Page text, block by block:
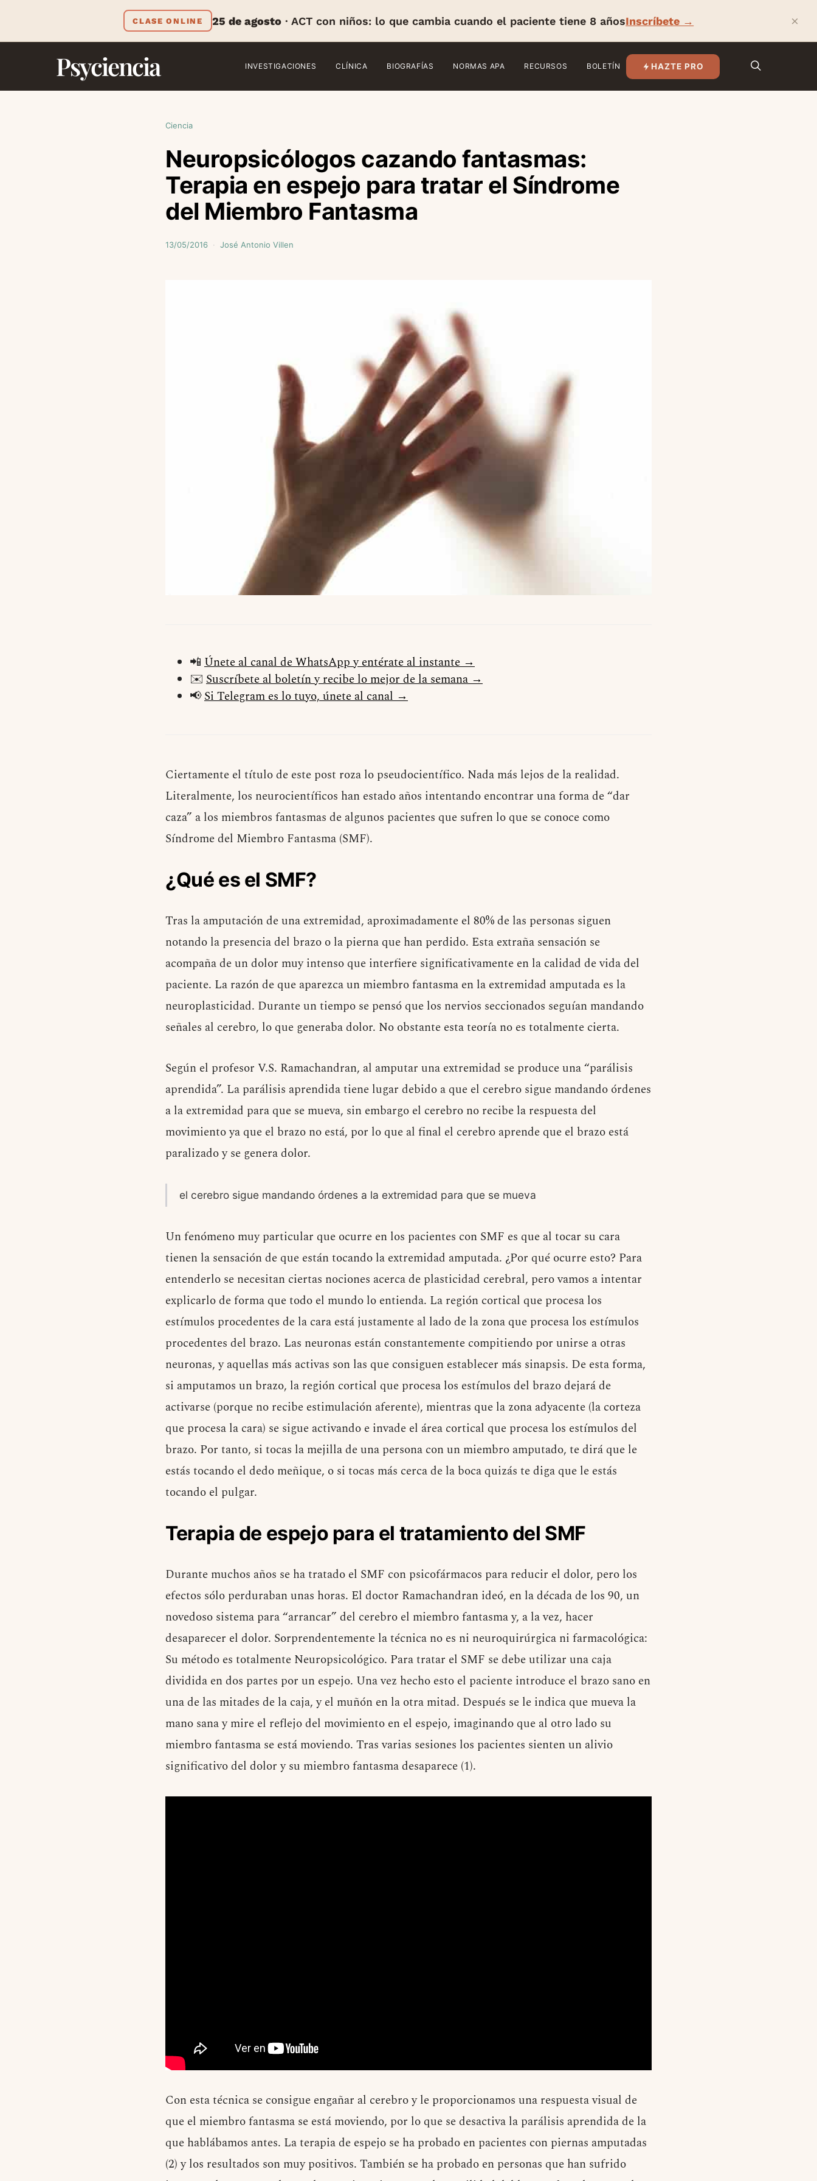
CLASE ONLINE 25 de agosto · ACT con niños: lo que cambia cuando el paciente tiene 8 añosInscríbete → ×
Psyciencia INVESTIGACIONES CLÍNICA BIOGRAFÍAS NORMAS APA RECURSOS BOLETÍN HAZTE PRO
Ciencia
Neuropsicólogos cazando fantasmas:
Terapia en espejo para tratar el Síndrome
del Miembro Fantasma
13/05/2016 José Antonio Villen
📲 Únete al canal de WhatsApp y entérate al instante →
✉️ Suscríbete al boletín y recibe lo mejor de la semana →
📢Si Telegram es lo tuyo, únete al canal →
Ciertamente el título de este post roza lo pseudocientífico. Nada más lejos de la realidad.
Literalmente, los neurocientíficos han estado años intentando encontrar una forma de “dar
caza” a los miembros fantasmas de algunos pacientes que sufren lo que se conoce como
Síndrome del Miembro Fantasma (SMF).
¿Qué es el SMF?
Tras la amputación de una extremidad, aproximadamente el 80% de las personas siguen
notando la presencia del brazo o la pierna que han perdido. Esta extraña sensación se
acompaña de un dolor muy intenso que interfiere significativamente en la calidad de vida del
paciente. La razón de que aparezca un miembro fantasma en la extremidad amputada es la
neuroplasticidad. Durante un tiempo se pensó que los nervios seccionados seguían mandando
señales al cerebro, lo que generaba dolor. No obstante esta teoría no es totalmente cierta.
Según el profesor V.S. Ramachandran, al amputar una extremidad se produce una “parálisis
aprendida”. La parálisis aprendida tiene lugar debido a que el cerebro sigue mandando órdenes
a la extremidad para que se mueva, sin embargo el cerebro no recibe la respuesta del
movimiento ya que el brazo no está, por lo que al final el cerebro aprende que el brazo está
paralizado y se genera dolor.
el cerebro sigue mandando órdenes a la extremidad para que se mueva
Un fenómeno muy particular que ocurre en los pacientes con SMF es que al tocar su cara
tienen la sensación de que están tocando la extremidad amputada. ¿Por qué ocurre esto? Para
entenderlo se necesitan ciertas nociones acerca de plasticidad cerebral, pero vamos a intentar
explicarlo de forma que todo el mundo lo entienda. La región cortical que procesa los
estímulos procedentes de la cara está justamente al lado de la zona que procesa los estímulos
procedentes del brazo. Las neuronas están constantemente compitiendo por unirse a otras
neuronas, y aquellas más activas son las que consiguen establecer más sinapsis. De esta forma,
si amputamos un brazo, la región cortical que procesa los estímulos del brazo dejará de
activarse (porque no recibe estimulación aferente), mientras que la zona adyacente (la corteza
que procesa la cara) se sigue activando e invade el área cortical que procesa los estímulos del
brazo. Por tanto, si tocas la mejilla de una persona con un miembro amputado, te dirá que le
estás tocando el dedo meñique, o si tocas más cerca de la boca quizás te diga que le estás
tocando el pulgar.
Terapia de espejo para el tratamiento del SMF
Durante muchos años se ha tratado el SMF con psicofármacos para reducir el dolor, pero los
efectos sólo perduraban unas horas. El doctor Ramachandran ideó, en la década de los 90, un
novedoso sistema para “arrancar” del cerebro el miembro fantasma y, a la vez, hacer
desaparecer el dolor. Sorprendentemente la técnica no es ni neuroquirúrgica ni farmacológica:
Su método es totalmente Neuropsicológico. Para tratar el SMF se debe utilizar una caja
dividida en dos partes por un espejo. Una vez hecho esto el paciente introduce el brazo sano en
una de las mitades de la caja, y el muñón en la otra mitad. Después se le indica que mueva la
mano sana y mire el reflejo del movimiento en el espejo, imaginando que al otro lado su
miembro fantasma se está moviendo. Tras varias sesiones los pacientes sienten un alivio
significativo del dolor y su miembro fantasma desaparece (1).
Con esta técnica se consigue engañar al cerebro y le proporcionamos una respuesta visual de
que el miembro fantasma se está moviendo, por lo que se desactiva la parálisis aprendida de la
que hablábamos antes. La terapia de espejo se ha probado en pacientes con piernas amputadas
(2) y los resultados son muy positivos. También se ha probado en personas que han sufrido